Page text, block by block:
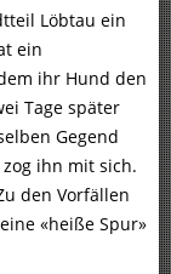
Löbtau ein
ein
ihr Hund den
Tage später
Gegend
ihn mit sich.
den Vorfällen
«heiße Spur»